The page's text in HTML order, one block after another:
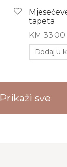
tapeta
KM 33,00
Dodaj u
Prikaži sve